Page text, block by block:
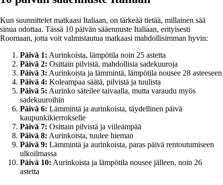
Kun suunnittelet matkaasi Italiaan, on tärkeää tietää, millainen sää
sinua odottaa. Tässä 10 päivän sääennuste Italiaan, erityisesti
Roomaan, jotta voit valmistautua matkaasi mahdollisimman hyvin:
Päivä 1: Aurinkoista, lämpötila noin 25 astetta
Päivä 2: Osittain pilvistä, mahdollisia sadekuuroja
Päivä 3: Aurinkoista ja lämmintä, lämpötila nousee 28 asteeseen
Päivä 4: Koleampaa säätä, pilvistä ja tuulista
Päivä 5: Aurinko säteilee taivaalla, mutta varaudu myös
sadekuuroihin
Päivä 6: Lämmintä ja aurinkoista, täydellinen päivä
kaupunkikierrokselle
Päivä 7: Osittain pilvistä ja viileämpää
Päivä 8: Aurinkoista, tuulee hieman
Päivä 9: Lämmintä ja aurinkoista, paras päivä rentoutumiseen
ulkoilmassa
Päivä 10: Aurinkoista ja lämpötila nousee jälleen, noin 26
astetta